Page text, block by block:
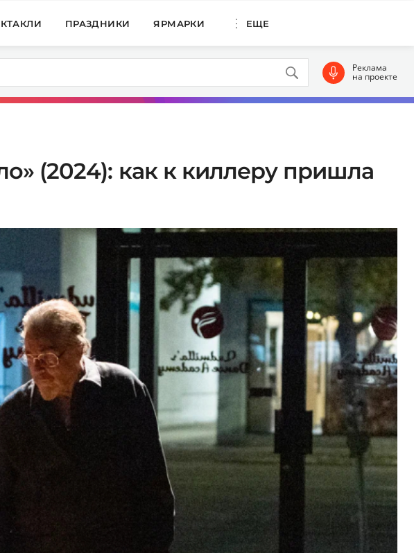
ПРАЗДНИКИ ЯРМАРКИ ЕЩЕ
Реклама
на проекте
(2024): как к киллеру пришла